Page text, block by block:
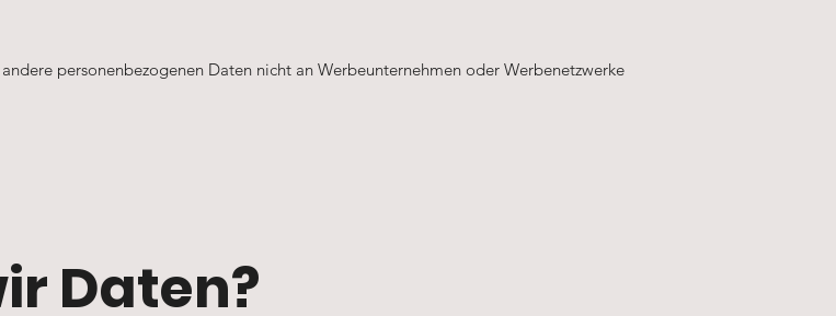
personenbezogenen Daten nicht an Werbeunternehmen oder Werbenetzwerke
Daten?